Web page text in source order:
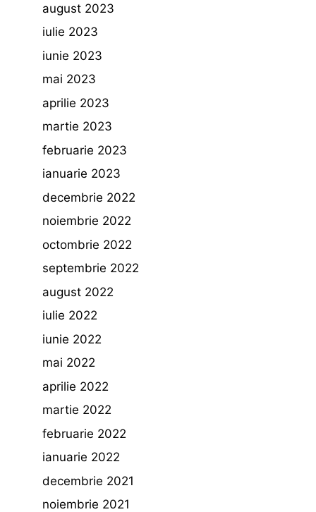
august 2023
iulie 2023
iunie 2023
mai 2023
aprilie 2023
martie 2023
februarie 2023
ianuarie 2023
decembrie 2022
noiembrie 2022
octombrie 2022
septembrie 2022
august 2022
iulie 2022
iunie 2022
mai 2022
aprilie 2022
martie 2022
februarie 2022
ianuarie 2022
decembrie 2021
noiembrie 2021